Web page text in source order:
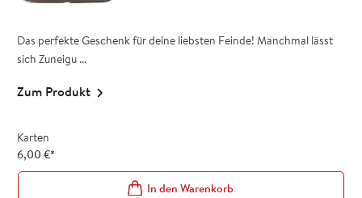
Das perfekte Geschenk für deine liebsten Feinde! Manchmal lässt
sich Zuneigu ...
Zum Produkt
Karten
6,00 €*
In den Warenkorb